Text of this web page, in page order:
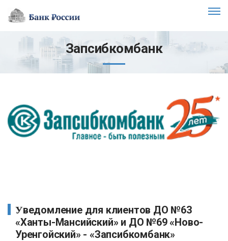
Запсибкомбанк
Уведомление для клиентов ДО №63
«Ханты-Мансийский» и ДО №69 «Ново-
Уренгойский» - «Запсибкомбанк»